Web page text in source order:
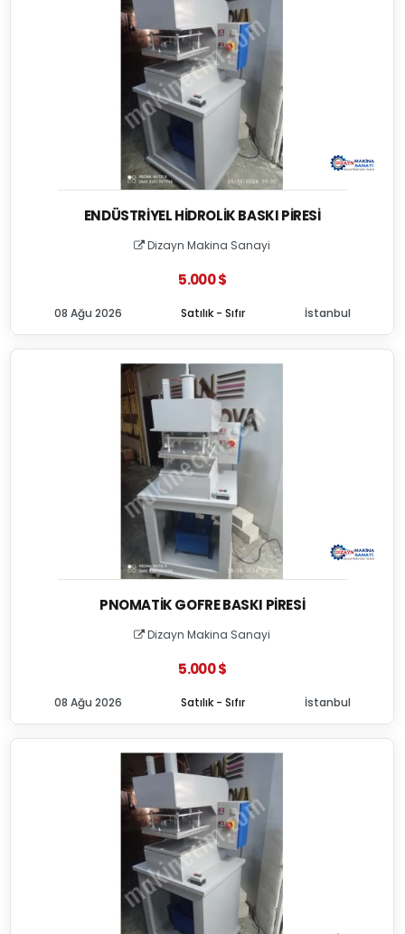
ENDÜSTRIYEL HIDROLIK BASKI PIRESI
Dizayn Makina Sanayi
5.000 $
Satılık - Sıfır
08 Ağu 2026 İstanbul
PNOMATIK GOFRE BASKI PIRESI
Dizayn Makina Sanayi
5.000 $
Satılık - Sıfır
08 Ağu 2026 İstanbul